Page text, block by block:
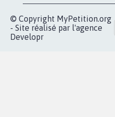
© Copyright MyPetition.org
- Site réalisé par l'agence
Developr